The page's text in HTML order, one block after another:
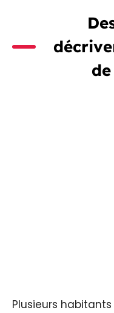
Plusieurs